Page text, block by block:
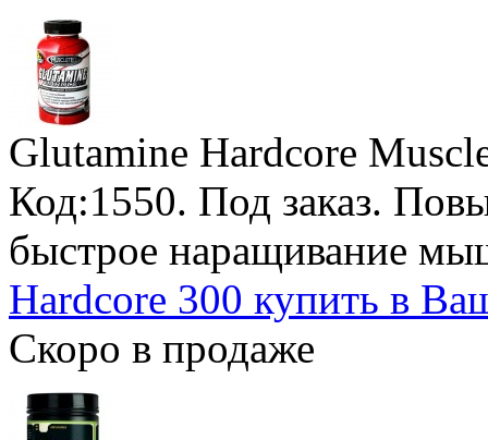
Glutamine Hardcore
Код:1550. Под заказ.
быстрое наращивание
Hardcore 300 купить в
Скоро в продаже